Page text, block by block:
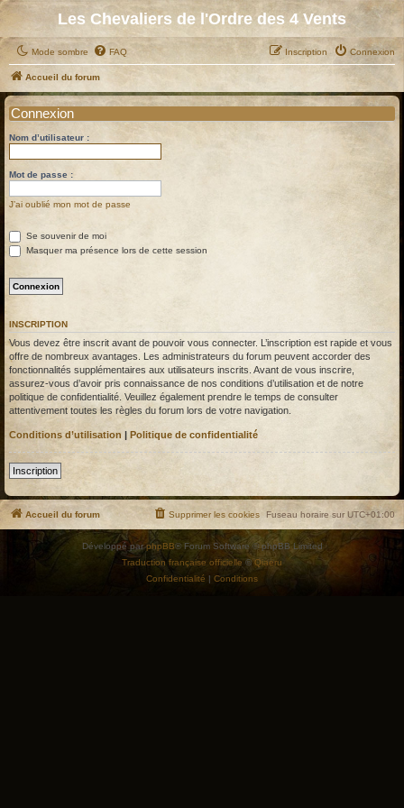
Les Chevaliers de l'Ordre des 4 Vents
Mode sombre FAQ Connexion
Inscription
Accueil du forum
Connexion
Nom d’utilisateur :
Mot de passe :
J’ai oublié mon mot de passe
Se souvenir de moi
Masquer ma présence lors de cette session
INSCRIPTION
Vous devez être inscrit avant de pouvoir vous connecter. L’inscription est rapide et vous
offre de nombreux avantages. Les administrateurs du forum peuvent accorder des
fonctionnalités supplémentaires aux utilisateurs inscrits. Avant de vous inscrire,
assurez-vous d’avoir pris connaissance de nos conditions d’utilisation et de notre
politique de confidentialité. Veuillez également prendre le temps de consulter
attentivement toutes les règles du forum lors de votre navigation.
Conditions d’utilisation | Politique de confidentialité
Inscription
Accueil du forum Fuseau horaire surUTC+01:00
Supprimer les cookies
Développé parphpBB® Forum Software © phpBB Limited
Traduction française officielle ©Qiaeru
Confidentialité | Conditions